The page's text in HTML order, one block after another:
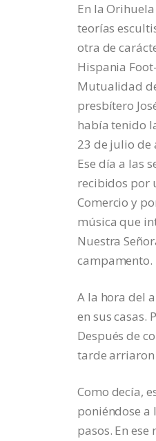
En la
teorías
otra de
Hispania
Mutualidad
presbítero
había tenido
23 de julio de
Ese día a las
recibidos por
Comercio y
música que
Nuestra
campamento.
A la hora del
en sus casas.
Después de
tarde
Como decía,
poniéndose a
pasos. En